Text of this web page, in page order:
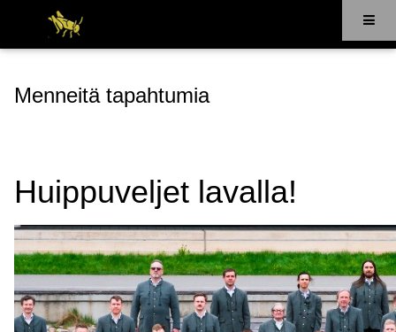
Menneitä tapahtumia
Huippuveljet lavalla!